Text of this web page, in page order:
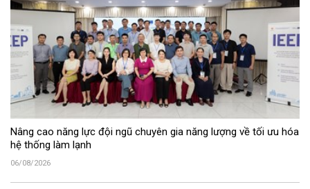
Nâng cao năng lực đội ngũ chuyên gia năng lượng về tối ưu hóa
hệ thống làm lạnh
06/08/2026